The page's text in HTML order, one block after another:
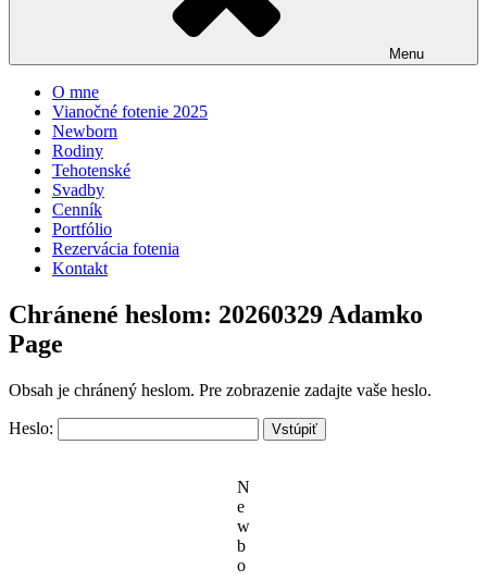
Menu
O mne
Vianočné fotenie 2025
Newborn
Rodiny
Tehotenské
Svadby
Cenník
Portfólio
Rezervácia fotenia
Kontakt
Chránené heslom: 20260329 Adamko
Page
Obsah je chránený heslom. Pre zobrazenie zadajte vaše heslo.
Heslo:
N
e
w
b
o